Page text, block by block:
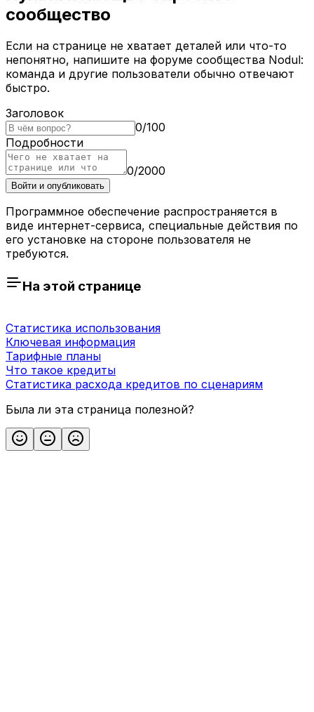
сообщество
Если на странице не хватает деталей или что-то
непонятно, напишите на форуме сообщества Nodul:
команда и другие пользователи обычно отвечают
быстро.
Заголовок
0/100
Подробности
0/2000
Войти и опубликовать
Программное обеспечение распространяется в
виде интернет-сервиса, специальные действия по
его установке на стороне пользователя не
требуются.
На этой странице
Статистика использования
Ключевая информация
Тарифные планы
Что такое кредиты
Статистика расхода кредитов по сценариям
Была ли эта страница полезной?